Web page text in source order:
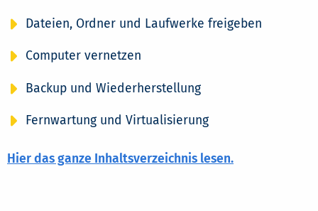
Dateien, Ordner und Laufwerke freigeben
Computer vernetzen
Backup und Wiederherstellung
Fernwartung und Virtualisierung
Hier das ganze Inhaltsverzeichnis lesen.